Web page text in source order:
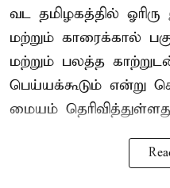
வட தமிழகத்தில்
மற்றும் காரைக்கால்
மற்றும் பலத்த
பெய்யக்கூடும் என்று
மையம்